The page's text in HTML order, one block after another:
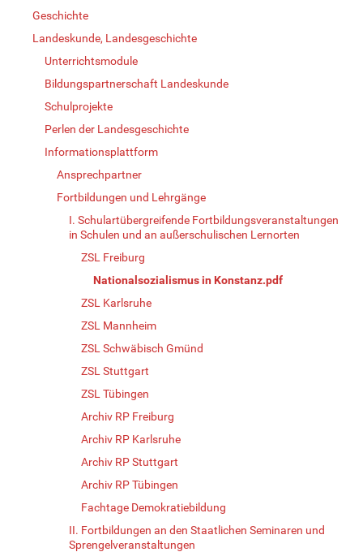
Geschichte
Landeskunde, Landesgeschichte
Unterrichtsmodule
Bildungspartnerschaft Landeskunde
Schulprojekte
Perlen der Landesgeschichte
Informationsplattform
Ansprechpartner
Fortbildungen und Lehrgänge
I. Schulartübergreifende Fortbildungsveranstaltungen
in Schulen und an außerschulischen Lernorten
ZSL Freiburg
Nationalsozialismus in Konstanz.pdf
ZSL Karlsruhe
ZSL Mannheim
ZSL Schwäbisch Gmünd
ZSL Stuttgart
ZSL Tübingen
Archiv RP Freiburg
Archiv RP Karlsruhe
Archiv RP Stuttgart
Archiv RP Tübingen
Fachtage Demokratiebildung
II. Fortbildungen an den Staatlichen Seminaren und
Sprengelveranstaltungen